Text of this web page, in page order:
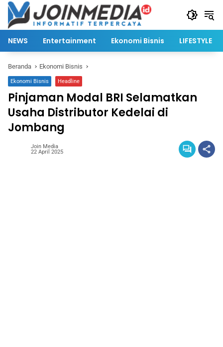
Langsung
konten
NEWS Entertainment Ekonomi Bisnis LIFESTYLE
Beranda Ekonomi Bisnis
Ekonomi Bisnis Headline
Pinjaman Modal BRI Selamatkan
Usaha Distributor Kedelai di
Jombang
Join Media
22 April 2025